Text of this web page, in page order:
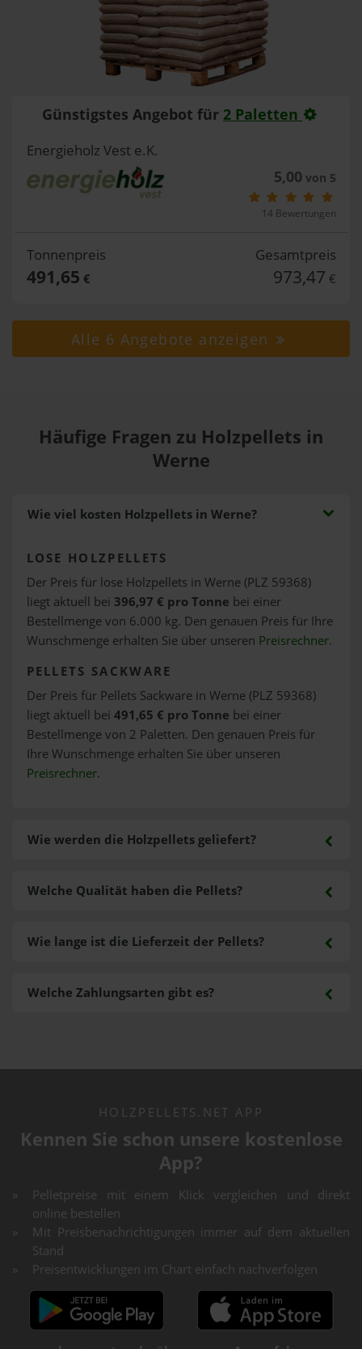
Günstigstes Angebot für 2 Paletten
Energieholz Vest e.K.
5,00 von 5
14 Bewertungen
Tonnenpreis
491,65 €
Gesamtpreis
973,47 €
Alle 6 Angebote anzeigen
Häufige Fragen zu Holzpellets in
Werne
Wie viel kosten Holzpellets in Werne?
LOSE HOLZPELLETS
Der Preis für lose Holzpellets in Werne (PLZ 59368)
liegt aktuell bei 396,97 € pro Tonne bei einer
Bestellmenge von 6.000 kg. Den genauen Preis für Ihre
Wunschmenge erhalten Sie über unseren Preisrechner.
PELLETS SACKWARE
Der Preis für Pellets Sackware in Werne (PLZ 59368)
liegt aktuell bei 491,65 € pro Tonne bei einer
Bestellmenge von 2 Paletten. Den genauen Preis für
Ihre Wunschmenge erhalten Sie über unseren
Preisrechner.
Wie werden die Holzpellets geliefert?
Welche Zahlungsarten gibt es?
Welche Qualität haben die Pellets?
Wie lange ist die Lieferzeit der Pellets?
HOLZPELLETS.NET APP
Kennen Sie schon unsere kostenlose
App?
Pelletpreise mit einem Klick vergleichen und direkt
online bestellen
Mit Preisbenachrichtigungen immer auf dem aktuellen
Stand
Preisentwicklungen im Chart einfach nachverfolgen